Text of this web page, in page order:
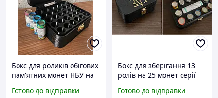
Бокс для роликів обігових
пам'ятних монет НБУ на
Готово до відправки
Бокс для зберігання 13
ролів на 25 монет серії
Готово до відправки